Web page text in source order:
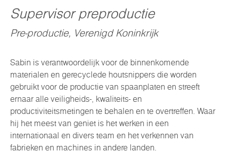
Supervisor preproductie
Pre-productie, Verenigd Koninkrijk
Sabin is verantwoordelijk voor de binnenkomende
materialen en gerecyclede houtsnippers die worden
gebruikt voor de productie van spaanplaten en streeft
ernaar alle veiligheids-, kwaliteits- en
productiviteitsmetingen te behalen en te overtreffen. Waar
hij het meest van geniet is het werken in een
internationaal en divers team en het verkennen van
fabrieken en machines in andere landen.